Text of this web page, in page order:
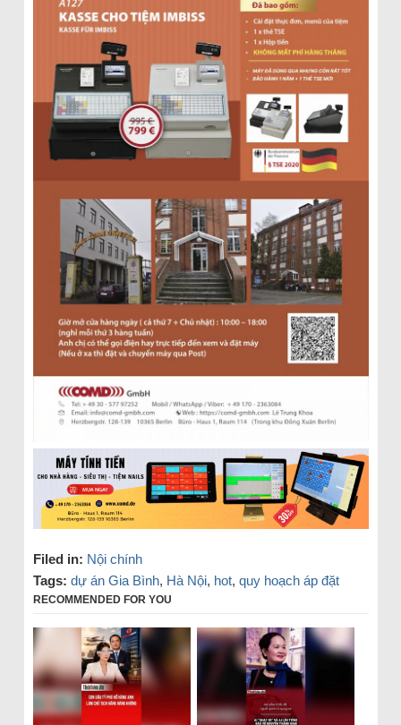
Filed in: Nội chính
Tags: dự án Gia Bình, Hà Nội, hot, quy hoạch áp đặt
RECOMMENDED FOR YOU